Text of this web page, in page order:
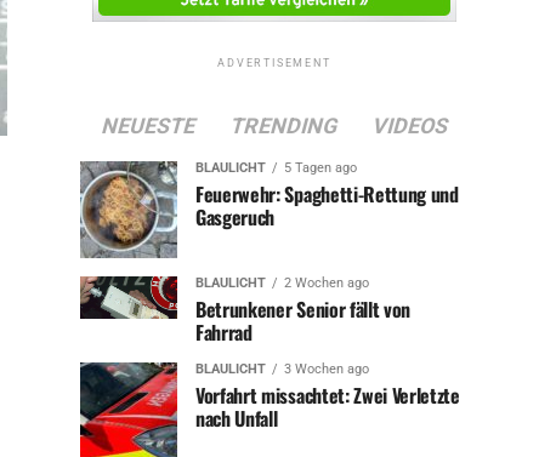
ADVERTISEMENT
NEUESTE TRENDING VIDEOS
BLAULICHT 5 Tagen ago
Feuerwehr: Spaghetti-Rettung und
Gasgeruch
BLAULICHT 2 Wochen ago
Betrunkener Senior fällt von
Fahrrad
BLAULICHT 3 Wochen ago
Vorfahrt missachtet: Zwei Verletzte
nach Unfall